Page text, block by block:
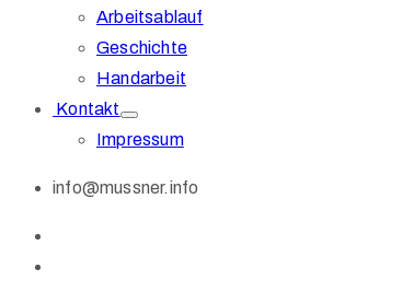
Arbeitsablauf
Geschichte
Handarbeit
Kontakt
Impressum
info@mussner.info